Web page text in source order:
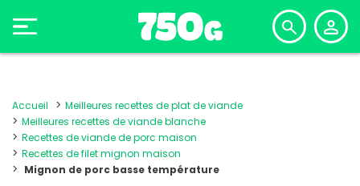
Accueil
Meilleures recettes de plat de viande
Meilleures recettes de viande blanche
Recettes de viande de porc maison
Recettes de filet mignon maison
Mignon de porc basse température